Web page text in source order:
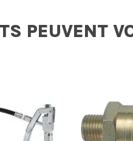
PEUVENT